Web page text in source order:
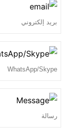
الخصوصية.
مع أطراف ثالثة.